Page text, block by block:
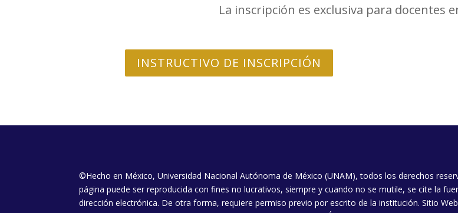
La inscripción es exclusiva para docentes
INSTRUCTIVO DE INSCRIPCIÓN
©Hecho en México, Universidad Nacional Autónoma de México (UNAM), todos los derechos
página puede ser reproducida con fines no lucrativos, siempre y cuando no se mutile, se cite la
dirección electrónica. De otra forma, requiere permiso previo por escrito de la institución. Sitio